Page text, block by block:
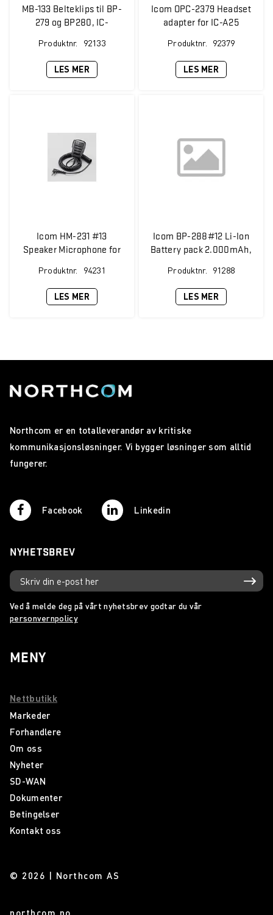
MB-133 Belteklips til BP-
279 og BP280, IC-
Produktnr. 92133
LES MER
Icom OPC-2379 Headset
adapter for IC-A25
Produktnr. 92379
LES MER
Icom HM-231 #13
Speaker Microphone for
Produktnr. 94231
LES MER
Icom BP-288#12 Li-Ion
Battery pack 2.000mAh,
Produktnr. 91288
LES MER
Northcom er en totalleverandør av kritiske
kommunikasjonsløsninger. Vi bygger løsninger som alltid
fungerer.
Facebook Linkedin
NYHETSBREV
Ved å melde deg på vårt nyhetsbrev godtar du vår
personvernpolicy
MENY
Nettbutikk
Markeder
Forhandlere
Om oss
Nyheter
SD-WAN
Dokumenter
Betingelser
Kontakt oss
© 2026 | Northcom AS
northcom.no